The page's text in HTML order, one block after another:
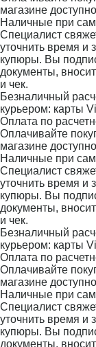
магазине
Наличные при
Специалист
уточнить время и
купюры. Вы
документы,
и чек.
Безналичный
курьером: карты
Оплата по
Оплачивайте
магазине
Наличные при
Специалист
уточнить время и
купюры. Вы
документы,
и чек.
Безналичный
курьером: карты
Оплата по
Оплачивайте
магазине
Наличные при
Специалист
уточнить время и
купюры. Вы
документы,